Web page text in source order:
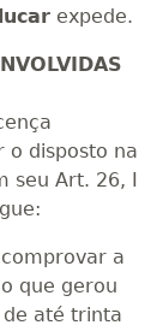
expede.
o disposto na
seu Art. 26, I
a
que gerou
até trinta